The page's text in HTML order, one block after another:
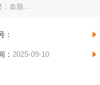
：血脂
：
： 2025-09-10